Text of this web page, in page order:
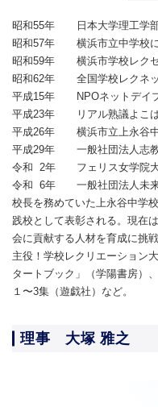
昭和55年
日本大学理工学
昭和57年
横浜市立中学校
昭和59年
横浜市学校レク
昭和62年
全国学校レクネ
平成15年
NPOネットデイ
平成23年
リアル熟議よこ
平成26年
横浜市立上永谷
平成29年
一般社団法人志
令和 2年
フェリス女学院
令和 6年
一般社団法人未
校長を務めていた上永谷中学
践校として表彰される。現在
会に貢献する人材を育成に挑
主役！学校レクリエーション
タートブック」（学陽書房）
１〜3集（遊戯社）など。
理事 大塚 雅之